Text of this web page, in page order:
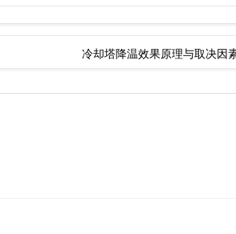
冷却塔降温效果原理与取决因